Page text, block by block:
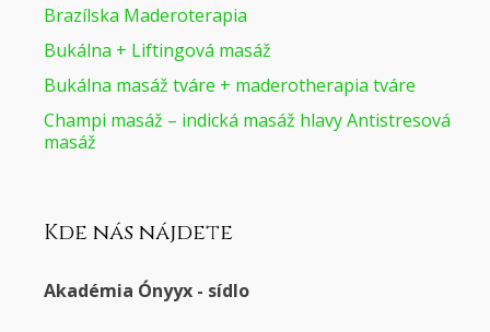
Brazílska Maderoterapia
Bukálna + Liftingová masáž
Bukálna masáž tváre + maderotherapia tváre
Champi masáž – indická masáž hlavy Antistresová
masáž
Kde nás nájdete
Akadémia Ónyyx - sídlo